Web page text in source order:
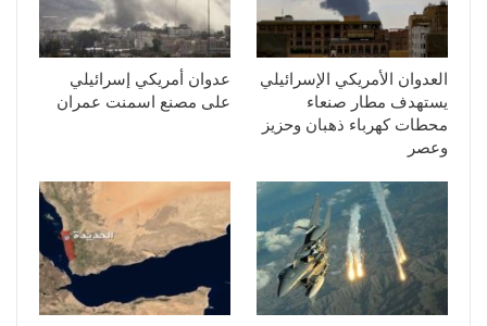
العدوان الأمريكي الإسرائيلي
يستهدف مطار صنعاء
محطات كهرباء ذهبان وحزيز
وعصر
عدوان أمريكي إسرائيلي
على مصنع اسمنت عمران